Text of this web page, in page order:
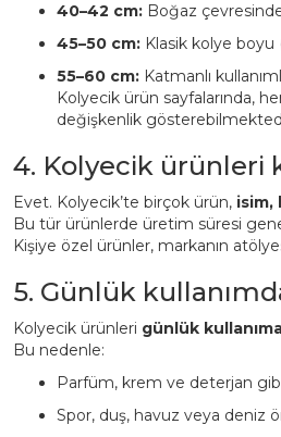
40–42 cm: Boğaz
45–50 cm: Klasik kolye boyu
55–60 cm: Katmanlı
Kolyecik ürün sayfalarında,
değişkenlik
4. Kolyecik ürünleri
Evet. Kolyecik’te birçok ürün, isim,
Bu tür ürünlerde üretim süresi
Kişiye özel ürünler, markanın
5. Günlük
Kolyecik ürünleri günlük
Bu nedenle:
Parfüm, krem ve deterjan
Spor, duş, havuz veya deniz